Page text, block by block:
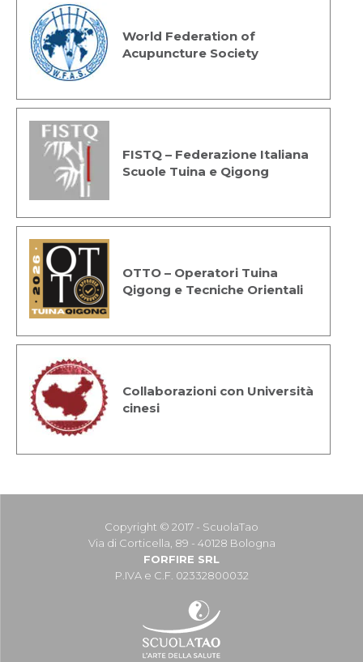
World Federation of
Acupuncture Society
FISTQ – Federazione Italiana
Scuole Tuina e Qigong
OTTO – Operatori Tuina
Qigong e Tecniche Orientali
Collaborazioni con Università
cinesi
Copyright © 2017 - ScuolaTao
Via di Corticella, 89 - 40128 Bologna
FORFIRE SRL
P.IVA e C.F. 02332800032